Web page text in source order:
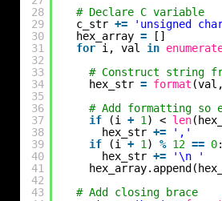
28
29
30
31
32
33
34
35
36
37
38
39
40
41
42
43
# Declare C variable
c_str += 'unsigned
hex_array =
[]
for i, val in
# Construct string
hex_str = format
# Add formatting so
if
(i + 1) < len
hex_str +=
','
if
(i + 1) % 12 == 0:
hex_str +=
'\n '
# Add closing brace